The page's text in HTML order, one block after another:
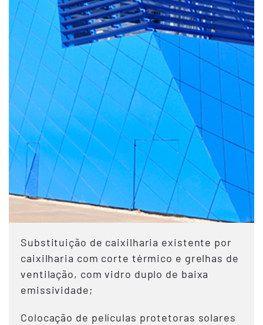
Substituição de caixilharia existente por
caixilharia com corte térmico e grelhas de
ventilação, com vidro duplo de baixa
emissividade;
Colocação de películas protetoras solares